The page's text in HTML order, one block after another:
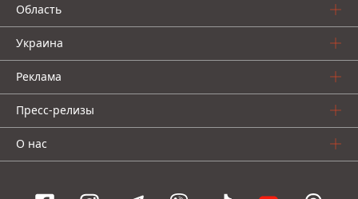
Область
Украина
Реклама
Пресс-релизы
О нас